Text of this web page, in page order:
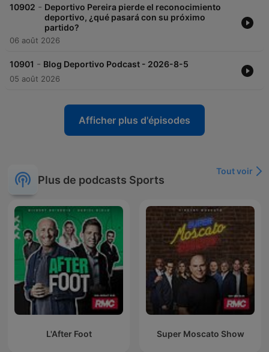
10902 - Deportivo Pereira pierde el reconocimiento
deportivo, ¿qué pasará con su próximo
partido?
06 août 2026
10901 - Blog Deportivo Podcast - 2026-8-5
05 août 2026
Afficher plus d'épisodes
Plus de podcasts Sports
Tout voir
L'After Foot Super Moscato Show